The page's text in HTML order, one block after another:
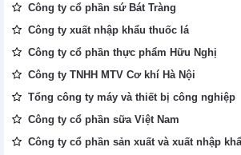
Công ty cổ phần sứ Bát Tràng
Công ty xuất nhập khẩu thuốc lá
Công ty cổ phần thực phẩm Hữu Nghị
Công ty TNHH MTV Cơ khí Hà Nội
Tổng công ty máy và thiết bị công nghiệp
Công ty cổ phần sữa Việt Nam
Công ty cổ phần sản xuất và xuất nhập